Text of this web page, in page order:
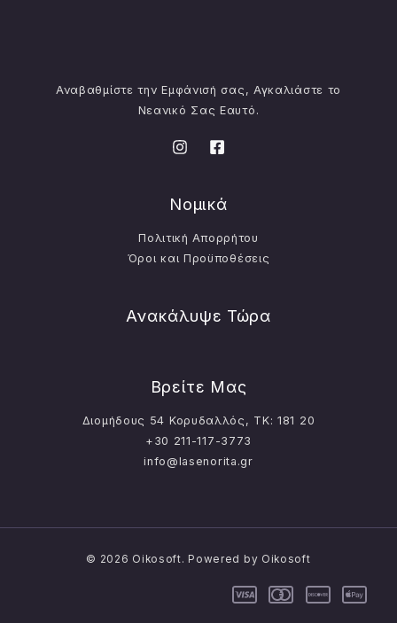
Αναβαθμίστε την Εμφάνισή σας, Αγκαλιάστε το
Νεανικό Σας Εαυτό.
Νομικά
Πολιτική Απορρήτου
Όροι και Προϋποθέσεις
Ανακάλυψε Τώρα
Βρείτε Μας
Διομήδους 54 Κορυδαλλός, ΤΚ: 181 20
+30 211-117-3773
info@lasenorita.gr
© 2026 Oikosoft. Powered by Oikosoft